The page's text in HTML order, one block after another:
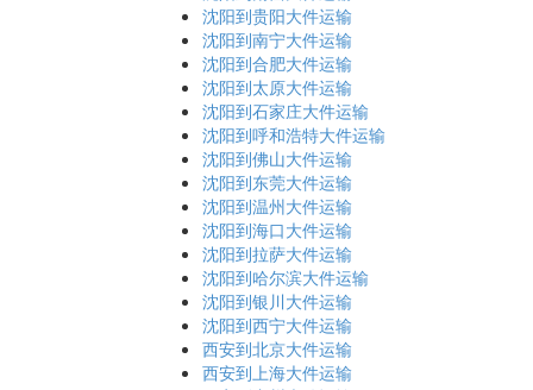
沈阳到贵阳大件运输
沈阳到南宁大件运输
沈阳到合肥大件运输
沈阳到太原大件运输
沈阳到石家庄大件运输
沈阳到呼和浩特大件运输
沈阳到佛山大件运输
沈阳到东莞大件运输
沈阳到温州大件运输
沈阳到海口大件运输
沈阳到拉萨大件运输
沈阳到哈尔滨大件运输
沈阳到银川大件运输
沈阳到西宁大件运输
西安到北京大件运输
西安到上海大件运输